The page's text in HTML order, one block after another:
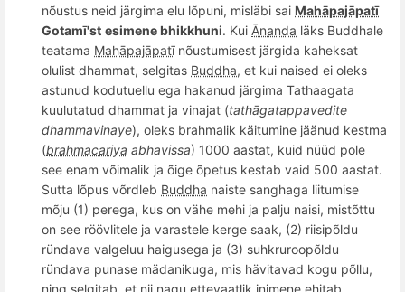
nõustus neid järgima elu lõpuni, misläbi sai Mahāpajāpatī
Gotamī'st esimene bhikkhuni. Kui Ānanda läks Buddhale
teatama Mahāpajāpatī nõustumisest järgida kaheksat
olulist dhammat, selgitas Buddha, et kui naised ei oleks
astunud kodutuellu ega hakanud järgima Tathaagata
kuulutatud dhammat ja vinajat (tathāgatappavedite
dhammavinaye), oleks brahmalik käitumine jäänud kestma
(brahmacariya abhavissa) 1000 aastat, kuid nüüd pole
see enam võimalik ja õige õpetus kestab vaid 500 aastat.
Sutta lõpus võrdleb Buddha naiste sanghaga liitumise
mõju (1) perega, kus on vähe mehi ja palju naisi, mistõttu
on see röövlitele ja varastele kerge saak, (2) riisipõldu
ründava valgeluu haigusega ja (3) suhkruroopõldu
ründava punase mädanikuga, mis hävitavad kogu põllu,